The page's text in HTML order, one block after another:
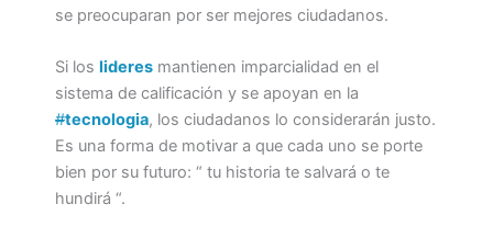
se preocuparan por ser mejores ciudadanos.
Si los lideres mantienen imparcialidad en el
sistema de calificación y se apoyan en la
#tecnologia, los ciudadanos lo considerarán justo.
Es una forma de motivar a que cada uno se porte
bien por su futuro: “ tu historia te salvará o te
hundirá “.